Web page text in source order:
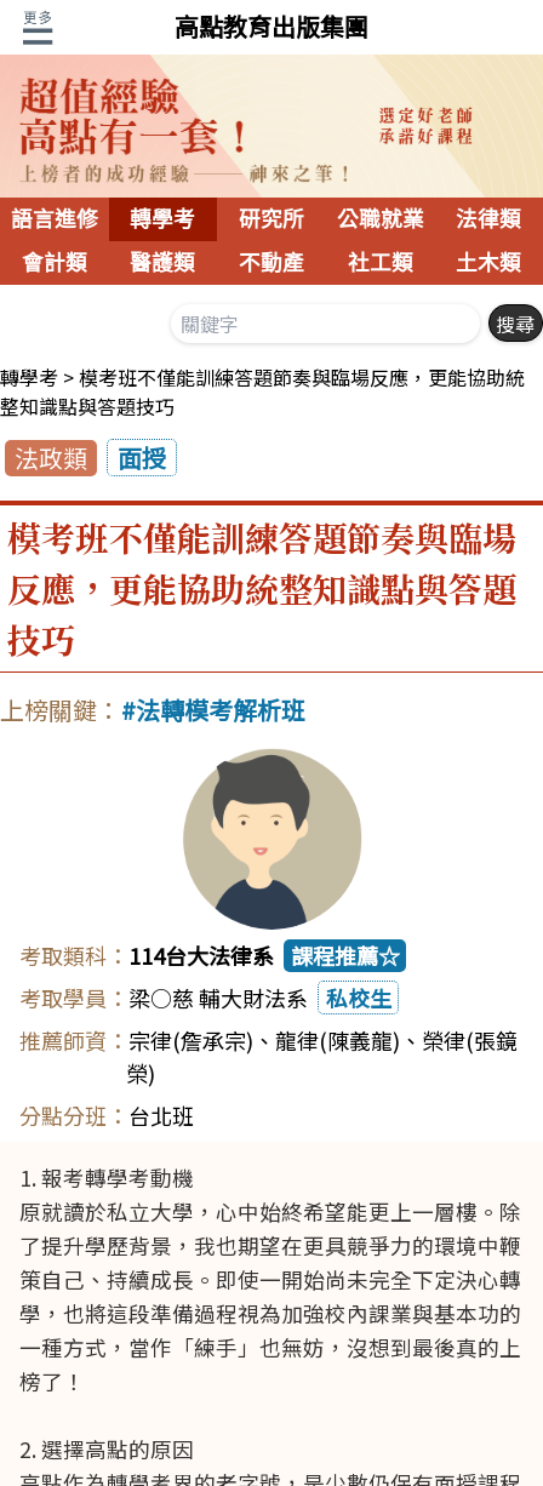
高點教育出版集團
語言進修 轉學考 研究所 公職就業
法律類
會計類
醫護類 不動產 社工類 土木類
轉學考
模考班不僅能訓練答題節奏與臨場反應，更能協助統
整知識點與答題技巧
法政類 面授
模考班不僅能訓練答題節奏與臨場
反應，更能協助統整知識點與答題
技巧
法轉模考解析班
114台大法律系 課程推薦☆
梁○慈 輔大財法系
私校生
宗律(詹承宗) 、 龍律(陳義龍) 、 榮律(張鏡
榮)
台北班
1. 報考轉學考動機
原就讀於私立大學，心中始終希望能更上一層樓。除
了提升學歷背景，我也期望在更具競爭力的環境中鞭
策自己、持續成長。即使一開始尚未完全下定決心轉
學，也將這段準備過程視為加強校內課業與基本功的
一種方式，當作「練手」也無妨，沒想到最後真的上
榜了！
2. 選擇高點的原因